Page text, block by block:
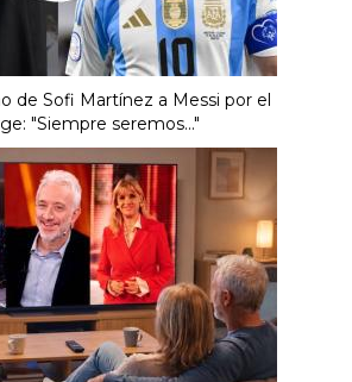
de Sofi Martínez a Messi por el
"Siempre seremos..."